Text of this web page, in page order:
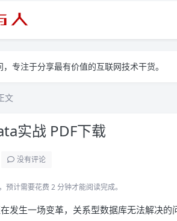
专注于分享最有价值的互联网技术干货。
文
实战 PDF下载
没有评论
预计需要花费 2 分钟才能阅读完成。
发生一场变革，关系型数据库无法解决